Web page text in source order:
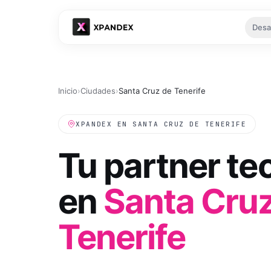
Inicio›Ciudades›Santa Cruz de Tenerife
XPANDEX EN SANTA CRUZ DE TENERIFE
Tu partner
en Santa
Tenerife